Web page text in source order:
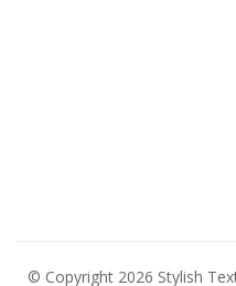
© Copyright 2026 Stylish